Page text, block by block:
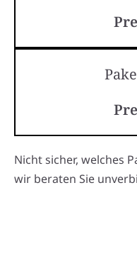
Nicht sicher, welches
wir beraten Sie